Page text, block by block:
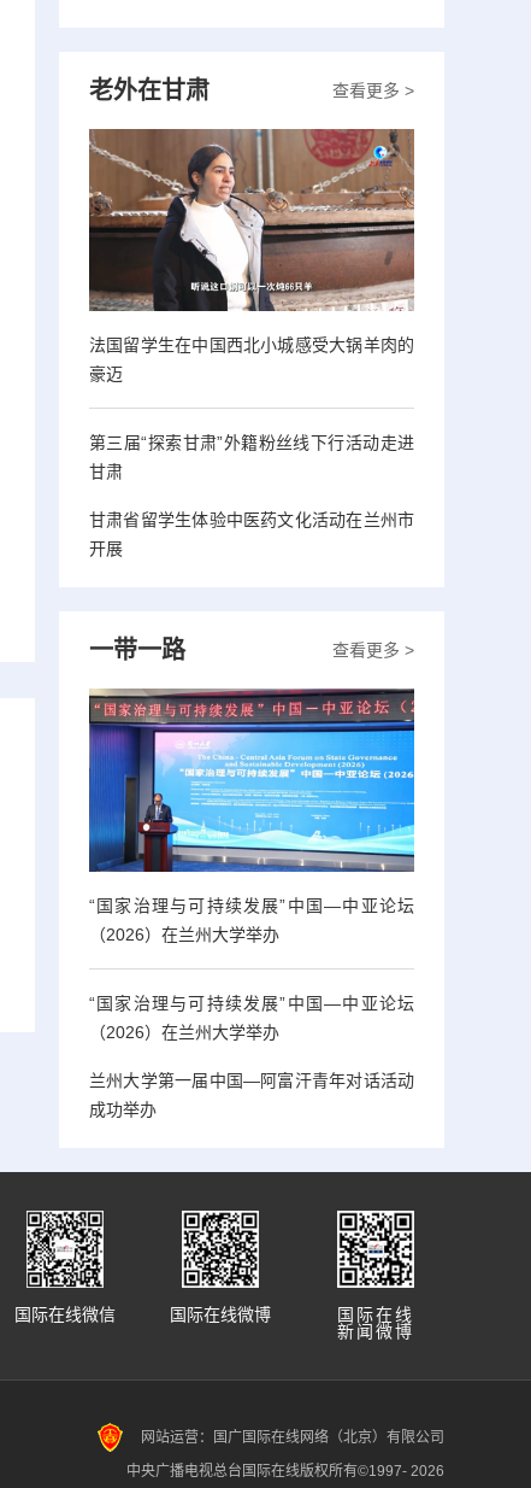
查看更多 >
老外在甘肃
法国留学生在中国西北小城感受大锅羊肉的
豪迈
第三届“探索甘肃”外籍粉丝线下行活动走进
甘肃
甘肃省留学生体验中医药文化活动在兰州市
开展
查看更多 >
一带一路
“国家治理与可持续发展”中国—中亚论坛
（2026）在兰州大学举办
“国家治理与可持续发展”中国—中亚论坛
（2026）在兰州大学举办
兰州大学第一届中国—阿富汗青年对话活动
成功举办
国际在线
新闻微博
国际在线微博
国际在线微信
网站运营：国广国际在线网络（北京）有限公司
中央广播电视总台国际在线版权所有©1997- 2026